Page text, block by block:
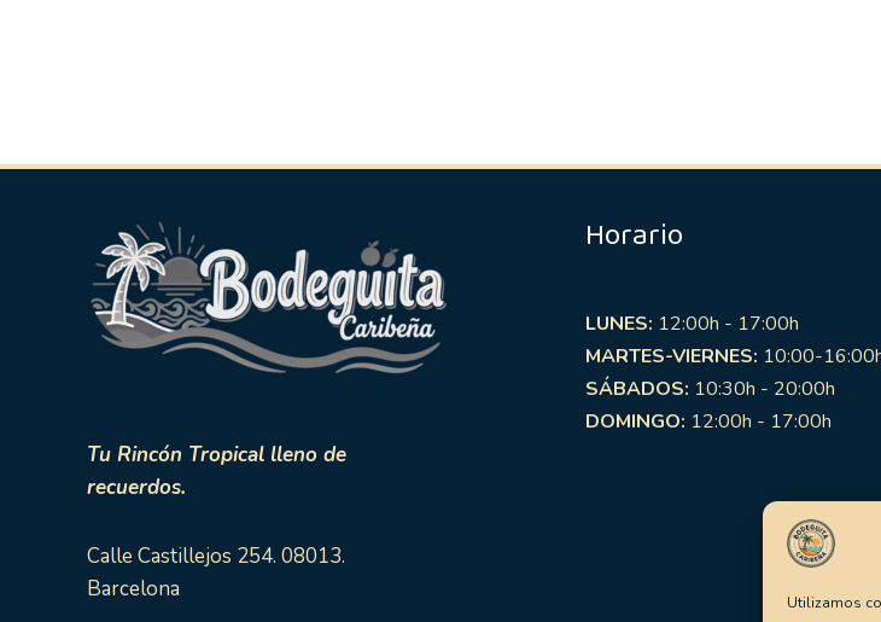
Utilizamos
Tu Rincón Tropical lleno de
recuerdos.
Calle Castillejos 254. 08013.
Barcelona
Horario
LUNES: 12:00h - 17:00h
MARTES-VIERNES: 10:00-
SÁBADOS: 10:30h - 20:00h
DOMINGO: 12:00h - 17:00h